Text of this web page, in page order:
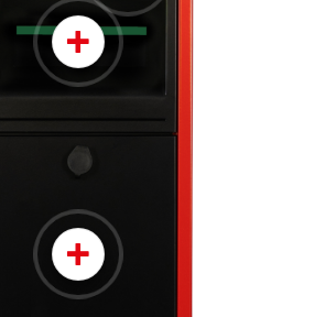
+
+